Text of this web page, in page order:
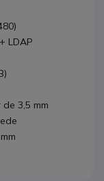
LDAP
3,5 mm